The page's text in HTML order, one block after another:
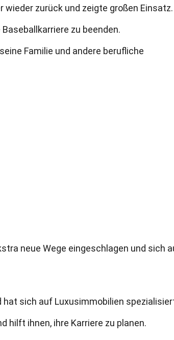
zurück und zeigte großen Einsatz.
zu beenden.
Familie und andere berufliche
neue Wege eingeschlagen und sich
sich auf Luxusimmobilien
hilft ihnen, ihre Karriere zu planen.